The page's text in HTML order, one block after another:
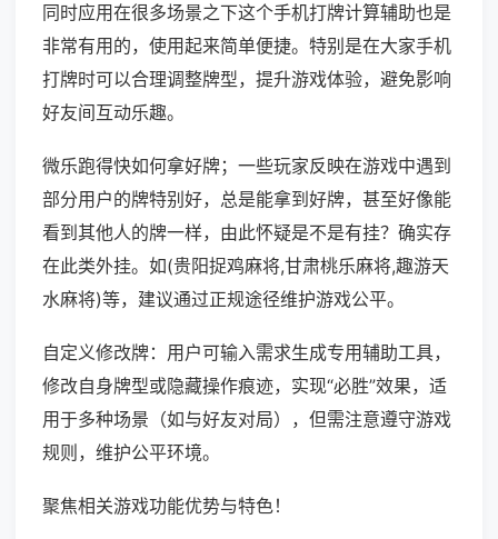
同时应用在很多场景之下这个手机打牌计算辅助也是
非常有用的，使用起来简单便捷。特别是在大家手机
打牌时可以合理调整牌型，提升游戏体验，避免影响
好友间互动乐趣。
微乐跑得快如何拿好牌；一些玩家反映在游戏中遇到
部分用户的牌特别好，总是能拿到好牌，甚至好像能
看到其他人的牌一样，由此怀疑是不是有挂？确实存
在此类外挂。如(贵阳捉鸡麻将,甘肃桃乐麻将,趣游天
水麻将)等，建议通过正规途径维护游戏公平。
自定义修改牌：用户可输入需求生成专用辅助工具，
修改自身牌型或隐藏操作痕迹，实现“必胜”效果，适
用于多种场景（如与好友对局），但需注意遵守游戏
规则，维护公平环境。
聚焦相关游戏功能优势与特色！